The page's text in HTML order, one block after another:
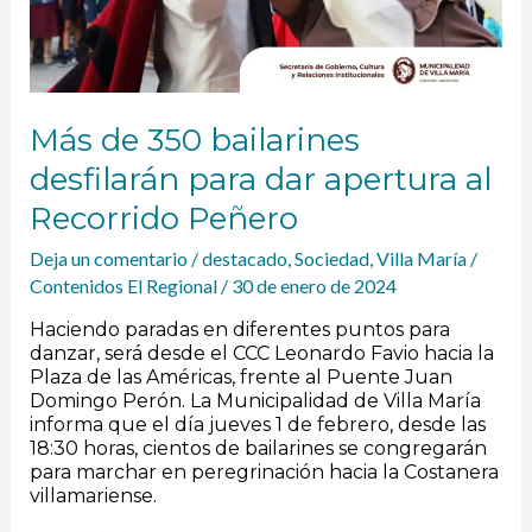
Más de 350 bailarines
desfilarán para dar apertura al
Recorrido Peñero
Deja un comentario /destacado,Sociedad,Villa María/
Contenidos El Regional / 30 de enero de 2024
Haciendo paradas en diferentes puntos para
danzar, será desde el CCC Leonardo Favio hacia la
Plaza de las Américas, frente al Puente Juan
Domingo Perón. La Municipalidad de Villa María
informa que el día jueves 1 de febrero, desde las
18:30 horas, cientos de bailarines se congregarán
para marchar en peregrinación hacia la Costanera
villamariense.